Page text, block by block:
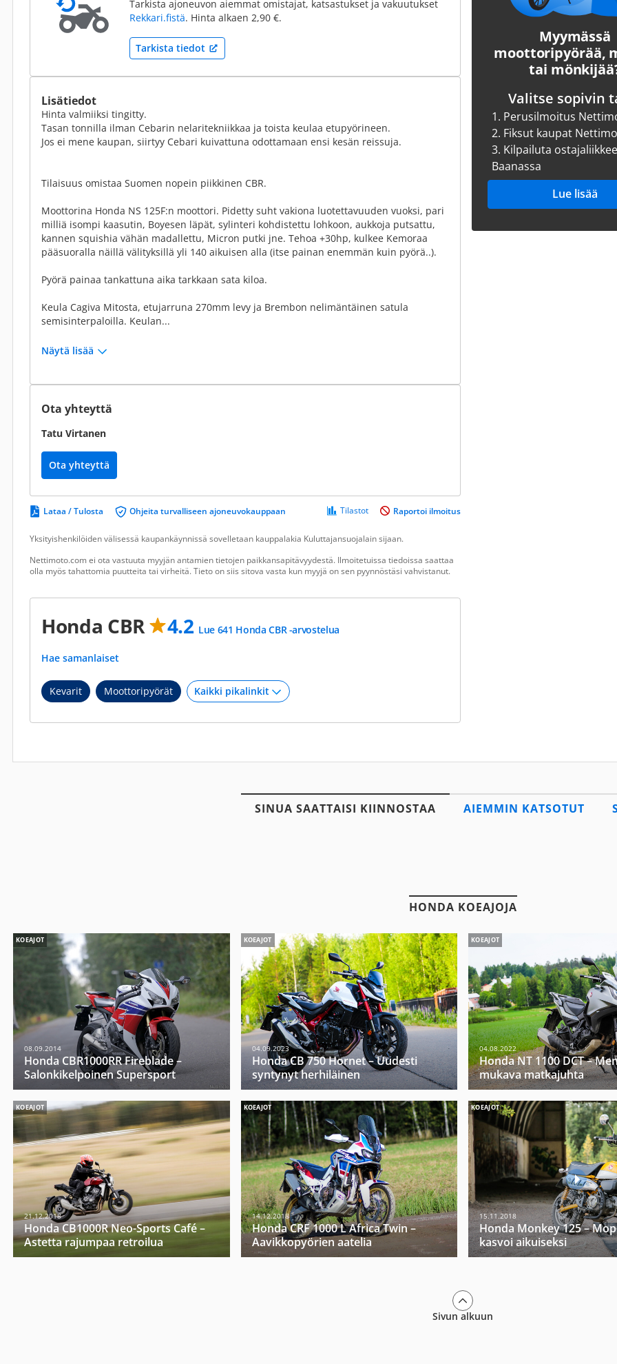
Tarkista ajoneuvon aiemmat omistajat, katsastukset ja vakuutukset
Rekkari.fistä. Hinta alkaen 2,90 €.
Tarkista tiedot
Lisätiedot
Hinta valmiiksi tingitty.
Tasan tonnilla ilman Cebarin nelaritekniikkaa ja toista keulaa etupyörineen.
Jos ei mene kaupan, siirtyy Cebari kuivattuna odottamaan ensi kesän reissuja.
Tilaisuus omistaa Suomen nopein piikkinen CBR.
Moottorina Honda NS 125F:n moottori. Pidetty suht vakiona luotettavuuden vuoksi, pari
milliä isompi kaasutin, Boyesen läpät, sylinteri kohdistettu lohkoon, aukkoja putsattu,
kannen squishia vähän madallettu, Micron putki jne. Tehoa +30hp, kulkee Kemoraa
pääsuoralla näillä välityksillä yli 140 aikuisen alla (itse painan enemmän kuin pyörä..).
Pyörä painaa tankattuna aika tarkkaan sata kiloa.
Keula Cagiva Mitosta, etujarruna 270mm levy ja Brembon nelimäntäinen satula
semisinterpaloilla. Keulan...
Näytä lisää
Ota yhteyttä
Tatu Virtanen
Ota yhteyttä
Lataa / Tulosta Ohjeita turvalliseen ajoneuvokauppaan Tilastot Raportoi ilmoitus
Yksityishenkilöiden välisessä kaupankäynnissä sovelletaan kauppalakia Kuluttajansuojalain sijaan.
Nettimoto.com ei ota vastuuta myyjän antamien tietojen paikkansapitävyydestä. Ilmoitetuissa tiedoissa saattaa
olla myös tahattomia puutteita tai virheitä. Tieto on siis sitova vasta kun myyjä on sen pyynnöstäsi vahvistanut.
Honda CBR 4.2 Lue 641 Honda CBR -arvostelua
Hae samanlaiset
Kevarit Moottoripyörät
Myymässä
moottoripyörää,
tai
Valitse sopivin
1. Perusilmoitus
2. Fiksut kaupat
3. Kilpailuta
Baanassa
Lue lisää
SINUA SAATTAISI KIINNOSTAA AIEMMIN KATSOTUT
HONDA KOEAJOJA
KOEAJOT
08.09.2014
Honda CBR1000RR Fireblade –
Salonkikelpoinen Supersport
KOEAJOT
04.09.2023
Honda CB 750 Hornet – Uudesti
syntynyt herhiläinen
KOEAJOT
04.08.2022
Honda NT 1100 DCT –
mukava matkajuhta
KOEAJOT
21.12.2018
Honda CB1000R Neo-Sports Café –
Astetta rajumpaa retroilua
KOEAJOT
14.12.2018
Honda CRF 1000 L Africa Twin –
Aavikkopyörien aatelia
KOEAJOT
15.11.2018
Honda Monkey 125 –
kasvoi aikuiseksi
Sivun alkuun